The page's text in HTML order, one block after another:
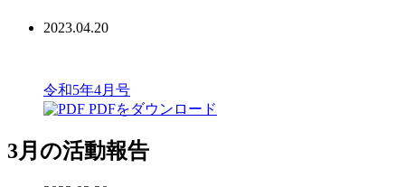
2023.04.20
令和5年4月号
PDFをダウンロード
3月の活動報告